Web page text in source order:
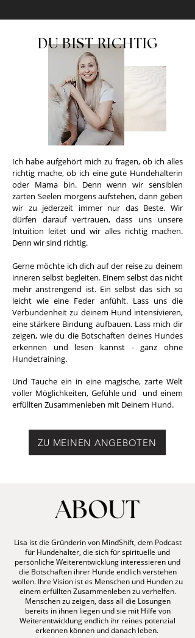
DU BIST RICHTIG
Ich habe aufgehört mich zu fragen, ob ich alles
richtig mache, ob ich eine gute Hundehalterin
oder Mama bin. Denn wenn wir sensiblen
zarten Seelen morgens aufstehen, dann geben
wir zu jederzeit immer nur das Beste. Wir
dürfen darauf vertrauen, dass uns unsere
Intuition leitet und wir alles richtig machen.
Denn wir sind richtig.
Gerne möchte ich dich auf der reise zu deinem
inneren selbst begleiten. Einem selbst das nicht
mehr anstrengend ist. Ein selbst das sich so
leicht wie eine Feder anfühlt. Lass uns die
Verbundenheit zu deinem Hund intensivieren,
eine stärkere Bindung aufbauen. Lass mich dir
zeigen, wie du die Botschaften deines Hundes
erkennen und lesen kannst - ganz ohne
Hundetraining.
Und Tauche ein in eine magische, zarte Welt
voller Möglichkeiten, Gefühle und und einem
erfüllten Zusammenleben mit Deinem Hund.
ZU MEINEN ANGEBOTEN
Lisa ist die Gründerin von MindShift, dem Podcast
für Hundehalter, die sich für spirituelle und
persönliche Weiterentwicklung interessieren und
die Botschaften ihrer Hunde endlich verstehen
wollen. Ihre Vision ist es Menschen und Hunden zu
einem erfüllten Zusammenleben zu verhelfen.
Menschen zu zeigen, dass all die Lösungen
bereits in ihnen liegen und sie mit Hilfe von
Weiterentwicklung endlich ihr reines potenzial
erkennen können und danach leben.